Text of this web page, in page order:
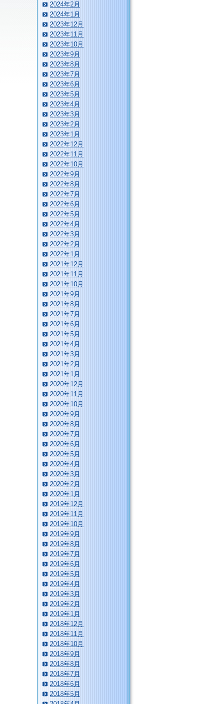
2024年2月
2024年1月
2023年12月
2023年11月
2023年10月
2023年9月
2023年8月
2023年7月
2023年6月
2023年5月
2023年4月
2023年3月
2023年2月
2023年1月
2022年12月
2022年11月
2022年10月
2022年9月
2022年8月
2022年7月
2022年6月
2022年5月
2022年4月
2022年3月
2022年2月
2022年1月
2021年12月
2021年11月
2021年10月
2021年9月
2021年8月
2021年7月
2021年6月
2021年5月
2021年4月
2021年3月
2021年2月
2021年1月
2020年12月
2020年11月
2020年10月
2020年9月
2020年8月
2020年7月
2020年6月
2020年5月
2020年4月
2020年3月
2020年2月
2020年1月
2019年12月
2019年11月
2019年10月
2019年9月
2019年8月
2019年7月
2019年6月
2019年5月
2019年4月
2019年3月
2019年2月
2019年1月
2018年12月
2018年11月
2018年10月
2018年9月
2018年8月
2018年7月
2018年6月
2018年5月